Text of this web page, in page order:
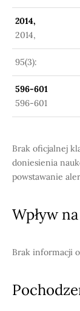
2014,
2014,
95(3):
596-601
596-601
Brak oficjalnej
doniesienia
powstawanie
Wpływ
Brak informacji